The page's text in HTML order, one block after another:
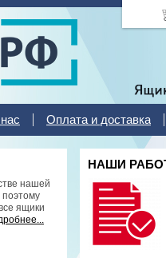
Оплата и доставка
нашей
ящики
НАШИ